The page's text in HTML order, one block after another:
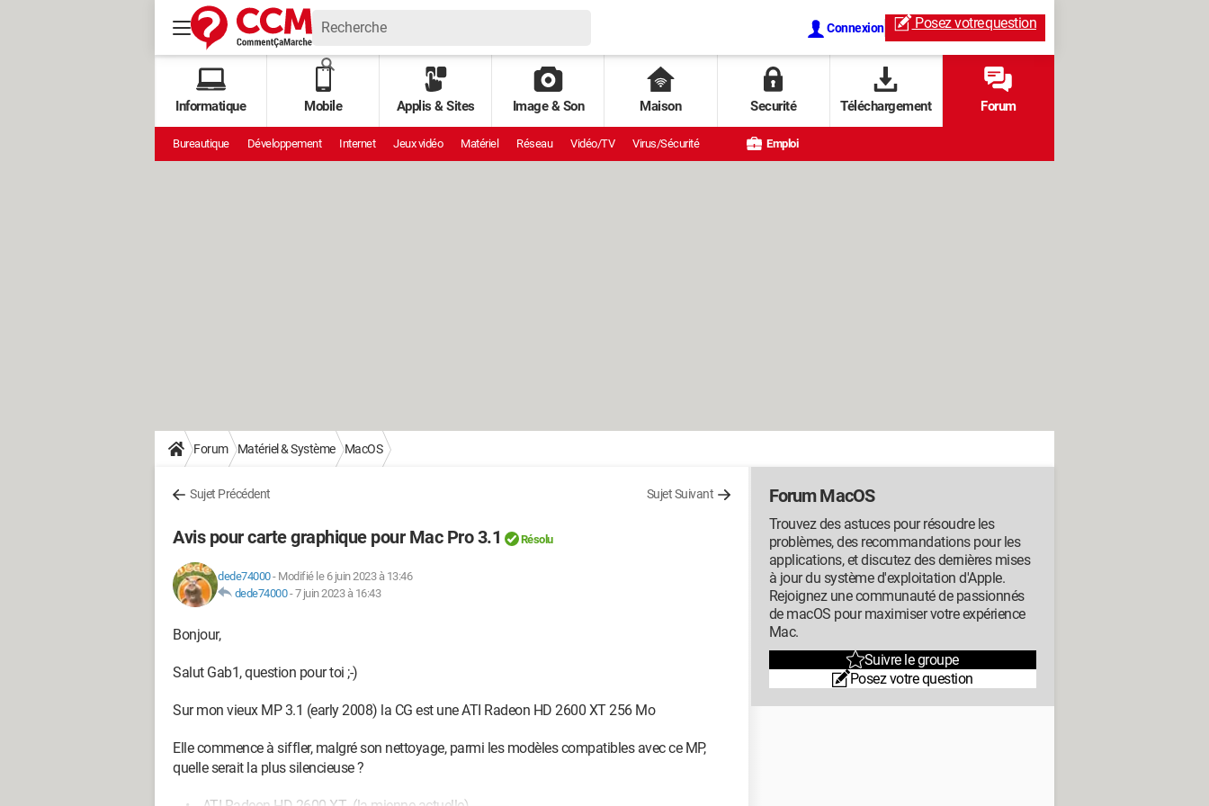
Connexion Posez votrequestion
Informatique Mobile Applis & Sites Image & Son Maison Securité Téléchargement Forum
Bureautique Développement Internet Jeux vidéo Matériel Réseau Vidéo/TV Virus/Sécurité Emploi
Forum Matériel & Système MacOS
Sujet Précédent Sujet Suivant
Avis pour carte graphique pour Mac Pro 3.1 Résolu
dede74000- Modifié le 6 juin 2023 à 13:46
dede74000-7 juin 2023 à 16:43
Bonjour,
Salut Gab1, question pour toi ;-)
Sur mon vieux MP 3.1 (early 2008) la CG est une ATI Radeon HD 2600 XT 256 Mo
Elle commence à siffler, malgré son nettoyage, parmi les modèles compatibles avec ce MP,
quelle serait la plus silencieuse ?
Forum MacOS
Trouvez des astuces pour résoudre les
problèmes, des recommandations pour les
applications, et discutez des dernières mises
à jour du système d'exploitation d'Apple.
Rejoignez une communauté de passionnés
de macOS pour maximiser votre expérience
Mac.
Suivre le groupe
Posez votre question